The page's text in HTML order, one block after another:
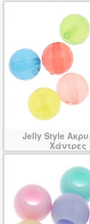
Jelly Style
Χάντρες